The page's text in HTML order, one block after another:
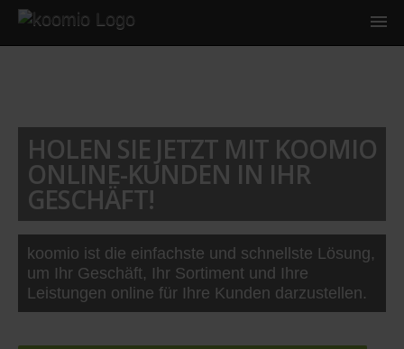
HOLEN SIE JETZT MIT KOOMIO
ONLINE-KUNDEN IN IHR
GESCHÄFT!
koomio ist die einfachste und schnellste Lösung,
um Ihr Geschäft, Ihr Sortiment und Ihre
Leistungen online für Ihre Kunden darzustellen.